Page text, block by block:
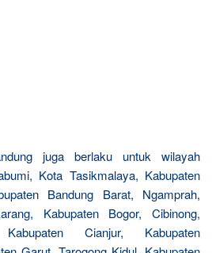
juga berlaku untuk wilayah
Kota Tasikmalaya, Kabupaten
Bandung Barat, Ngamprah,
Kabupaten Bogor, Cibinong,
Cianjur, Kabupaten